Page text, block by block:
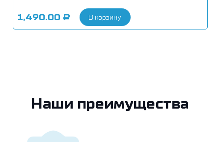
1,490.00 ₽ В корзину
Наши преимущества